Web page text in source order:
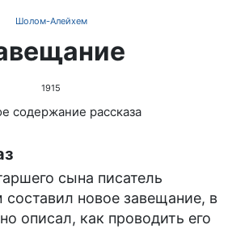
Шолом-Алейхем
1915
содержание рассказа
сына писатель
новое завещание, в
описал, как проводить его